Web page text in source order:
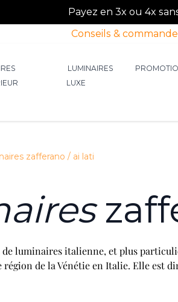
Payez en 3x ou 4x
Conseils &
LUMINAIRES
LUXE
zafferano / ai lati
de luminaires italienne, et plus
de la Vénétie en Italie. Elle est